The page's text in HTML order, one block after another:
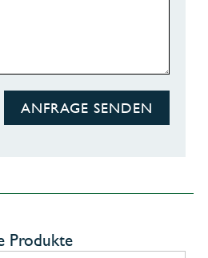
ANFRAGE SENDEN
Produkte